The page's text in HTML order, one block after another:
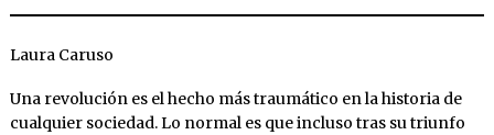
Laura Caruso
Una revolución es el hecho más traumático en la historia de
cualquier sociedad. Lo normal es que incluso tras su triunfo